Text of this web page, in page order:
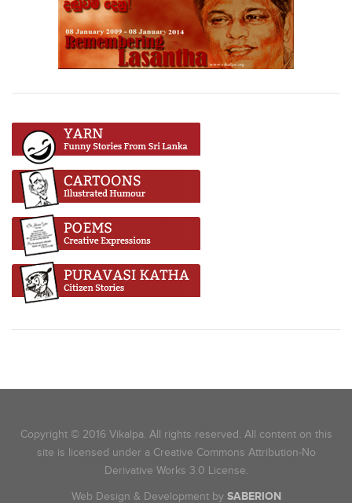
Copyright © 2016 Vikalpa. All rights reserved. All content on this
site is licensed under a Creative Commons Attribution-No
Derivative Works 3.0 License.
Web Design & Development by SABERION